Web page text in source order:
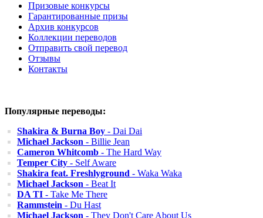
Призовые конкурсы
Гарантированные призы
Архив конкурсов
Коллекции переводов
Отправить свой перевод
Отзывы
Контакты
Популярные переводы:
Shakira & Burna Boy - Dai Dai
Michael Jackson - Billie Jean
Cameron Whitcomb - The Hard Way
Temper City - Self Aware
Shakira feat. Freshlyground - Waka Waka
Michael Jackson - Beat It
DA TI - Take Me There
Rammstein - Du Hast
Michael Jackson - They Don't Care About Us